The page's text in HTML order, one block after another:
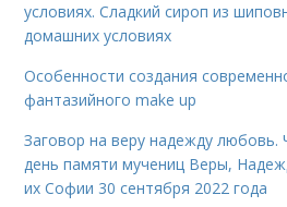
условиях. Сладкий сироп из
домашних условиях
Особенности создания
фантазийного make up
Заговор на веру надежду любовь.
день памяти мучениц Веры,
их Софии 30 сентября 2022 года